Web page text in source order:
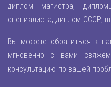
диплом магистра,
специалиста, диплом СССР,
Вы можете обратиться к
мгновенно с вами
консультацию по вашей